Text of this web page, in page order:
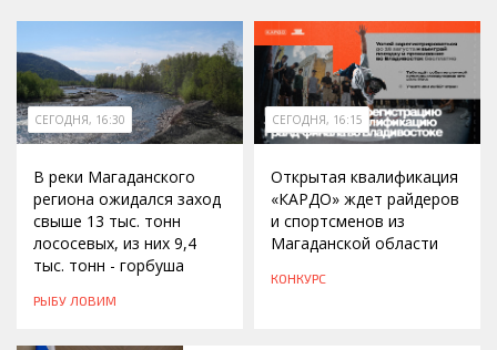
СЕГОДНЯ, 16:30
В реки Магаданского
региона ожидался заход
свыше 13 тыс. тонн
лососевых, из них 9,4
тыс. тонн - горбуша
РЫБУ ЛОВИМ
СЕГОДНЯ, 16:15
Открытая квалификация
«КАРДО» ждет райдеров
и спортсменов из
Магаданской области
КОНКУРС